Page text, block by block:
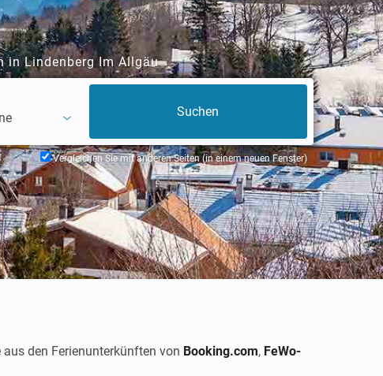
in Lindenberg Im Allgäu
Vergleichen Sie mit anderen Seiten (in einem neuen Fenster)
aus den Ferienunterkünften von Booking.com, FeWo-